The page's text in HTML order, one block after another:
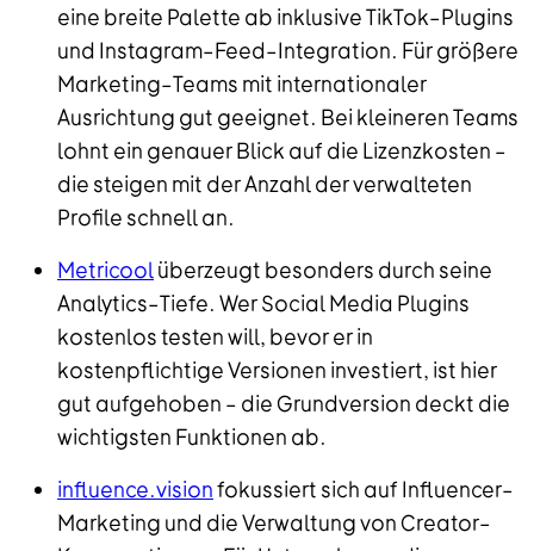
eine breite Palette ab inklusive TikTok–Plugins
und Instagram–Feed–Integration. Für größere
Marketing–Teams mit internationaler
Ausrichtung gut geeignet. Bei kleineren Teams
lohnt ein genauer Blick auf die Lizenzkosten –
die steigen mit der Anzahl der verwalteten
Profile schnell an.
Metricoolüberzeugt besonders durch seine
Analytics–Tiefe. Wer Social Media Plugins
kostenlos testen will, bevor er in
kostenpflichtige Versionen investiert, ist hier
gut aufgehoben – die Grundversion deckt die
wichtigsten Funktionen ab.
influence.visionfokussiert sich auf Influencer–
Marketing und die Verwaltung von Creator–